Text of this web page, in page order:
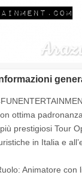
ottima
prestigiosi Tour
in Italia e
Animatore con